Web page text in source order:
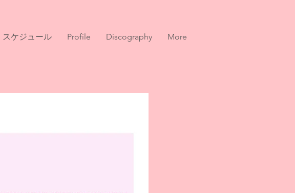
スケジュール Profile Discography More